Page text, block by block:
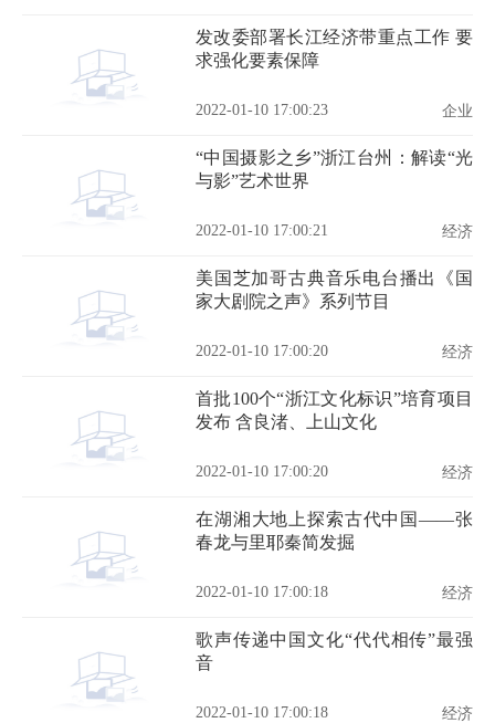
发改委部署长江经济带重点工作 要
求强化要素保障
2022-01-10 17:00:23 企业
“中国摄影之乡”浙江台州：解读“光
与影”艺术世界
2022-01-10 17:00:21 经济
美国芝加哥古典音乐电台播出《国
家大剧院之声》系列节目
2022-01-10 17:00:20 经济
首批100个“浙江文化标识”培育项目
发布 含良渚、上山文化
2022-01-10 17:00:20 经济
在湖湘大地上探索古代中国——张
春龙与里耶秦简发掘
2022-01-10 17:00:18 经济
歌声传递中国文化“代代相传”最强
音
2022-01-10 17:00:18 经济